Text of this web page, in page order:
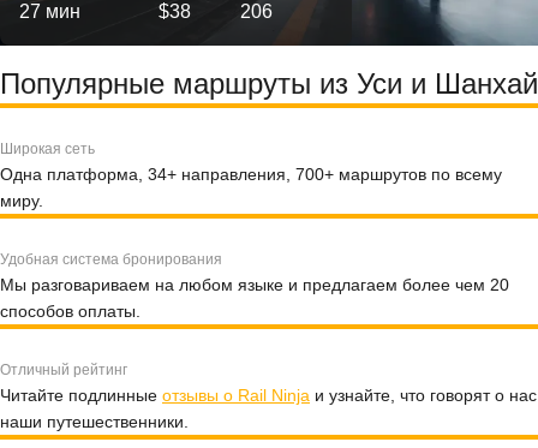
27 мин $38 206
Популярные маршруты из Уси и Шанхай
Широкая сеть
Одна платформа, 34+ направления, 700+ маршрутов по всему
миру.
Удобная система бронирования
Мы разговариваем на любом языке и предлагаем более чем 20
способов оплаты.
Отличный рейтинг
Читайте подлинные отзывы о Rail Ninja и узнайте, что говорят о нас
наши путешественники.